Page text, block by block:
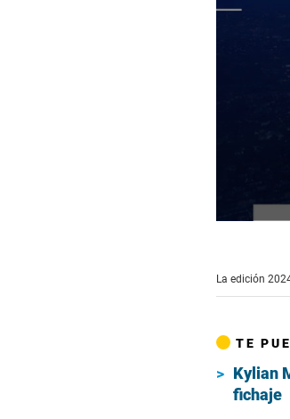
minutes,
19
La edición
TE
Kylian
fichaje